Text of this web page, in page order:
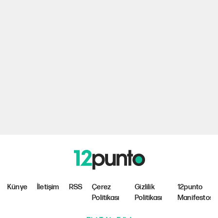
Künye İletişim RSS
Çerez
Politikası
Gizlilik
Politikası
12punto
Manifestosu